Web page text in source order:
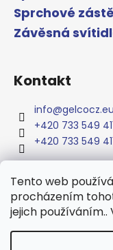
Tento web
procházením
jejich
Sprchové
Závěsná
Kontakt
info@gelcocz.eu
+420 733 549
+420 733 549